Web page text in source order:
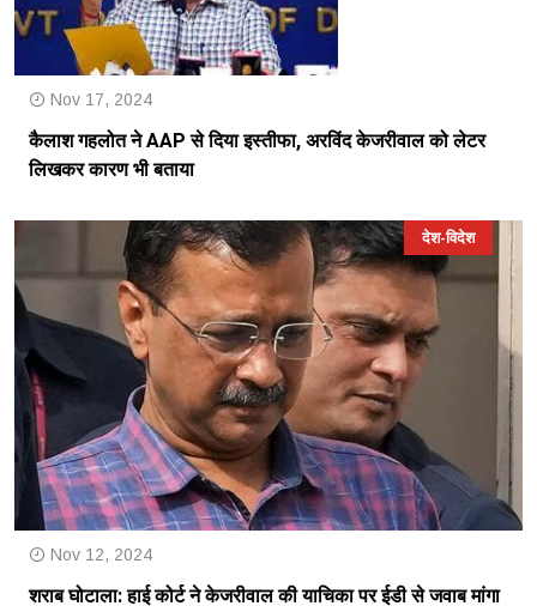
Nov 17, 2024
कैलाश गहलोत ने AAP से दिया इस्तीफा, अरविंद केजरीवाल को लेटर
लिखकर कारण भी बताया
देश-विदेश
Nov 12, 2024
शराब घोटाला: हाई कोर्ट ने केजरीवाल की याचिका पर ईडी से जवाब मांगा